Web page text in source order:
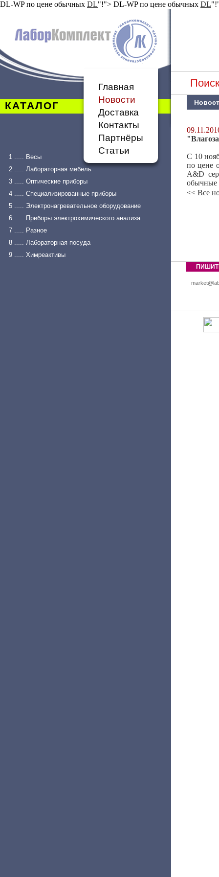
DL-WP по цене обычных DL"!"> DL-WP по цене обычных DL
КАТАЛОГ
Главная
Новости
Доставка
Контакты
Партнёры
Статьи
1 ..... Весы
2 ..... Лабораторная мебель
3 ..... Оптические приборы
4 ..... Специализированные приборы
5 ..... Электронагревательное оборудование
6 ..... Приборы электрохимического анализа
7 ..... Разное
8 ..... Лабораторная посуда
9 ..... Химреактивы
С 10
по цене
A&D
обычные
<< Все